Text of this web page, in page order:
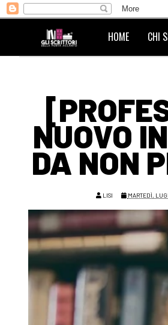
HOME CHI
NUOVO
DA NON
LISI MARTEDÌ,